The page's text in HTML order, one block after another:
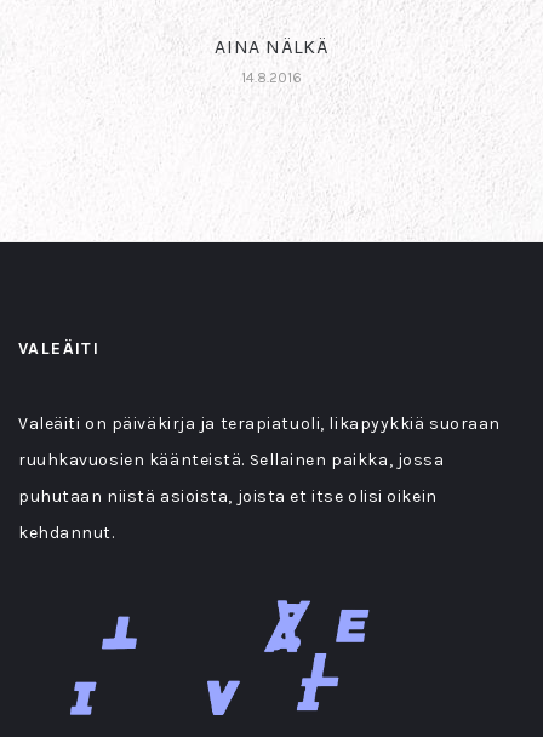
AINA NÄLKÄ
14.8.2016
VALEÄITI
Valeäiti on päiväkirja ja terapiatuoli, likapyykkiä suoraan
ruuhkavuosien käänteistä. Sellainen paikka, jossa
puhutaan niistä asioista, joista et itse olisi oikein
kehdannut.